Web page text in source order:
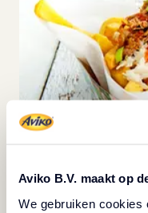
Aviko B.V. maakt op
We gebruiken cookies